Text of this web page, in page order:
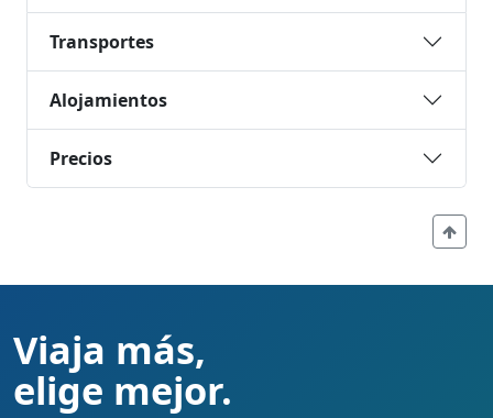
Transportes
Alojamientos
Precios
Viaja más,
elige mejor.